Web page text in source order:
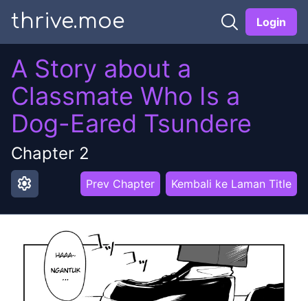
thrive.moe Login
A Story about a
Classmate Who Is a
Dog-Eared Tsundere
Chapter 2
settings Prev Chapter Kembali ke Laman Title